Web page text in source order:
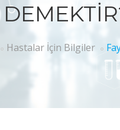
Hastalar İçin Bilgiler